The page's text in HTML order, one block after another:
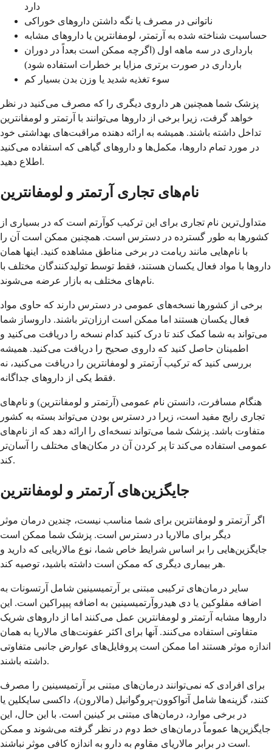
دارد
ناتوانی در مصرف یا نگه داشتن داروهای خوراکی
حساسیت شناخته شده به آرتمتر، لومفانترین یا داروهای مشابه
بارداری در سه ماهه اول (اگرچه ممکن است بعداً در دوران
بارداری در صورت برتری مزایا بر خطرات استفاده شود)
سوء تغذیه شدید یا وزن بدن بسیار کم
پزشک شما همچنین هر داروی دیگری را که مصرف می‌کنید در نظر
خواهد گرفت، زیرا برخی از داروها می‌توانند با آرتمتر و لومفانترین
تداخل داشته باشند. همیشه به ارائه دهنده مراقبت‌های بهداشتی خود
در مورد تمام داروها، مکمل‌ها و داروهای گیاهی که استفاده می‌کنید
اطلاع دهید.
نام‌های تجاری آرتمتر و لومفانترین
متداول‌ترین نام تجاری برای این ترکیب کوآرتم است که در بسیاری از
کشورها به طور گسترده در دسترس است. همچنین ممکن است آن را
با نام‌هایی مانند ریامت در برخی مناطق مشاهده کنید. اینها همان
داروها با مواد فعال یکسان هستند، فقط توسط تولیدکنندگان مختلف با
نام‌های مختلف به بازار عرضه می‌شوند.
برخی از کشورها نسخه‌های عمومی در دسترس دارند که حاوی مواد
فعال یکسان هستند اما ممکن است ارزان‌تر باشند. داروساز شما
می‌تواند به شما کمک کند تا درک کنید کدام نسخه را دریافت می‌کنید و
اطمینان حاصل کنید که داروی صحیح را دریافت می‌کنید. همیشه
بررسی کنید که ترکیب آرتمتر و لومفانترین را دریافت می‌کنید، نه
فقط یکی از داروهای جداگانه.
هنگام مسافرت، دانستن نام عمومی (آرتمتر و لومفانترین) و نام‌های
تجاری رایج مفید است، زیرا در دسترس بودن می‌تواند بسته به کشور
متفاوت باشد. پزشک شما می‌تواند نسخه‌ای را ارائه دهد که از نام‌های
عمومی استفاده می‌کند تا پر کردن آن در مکان‌های مختلف را آسان‌تر
کند.
جایگزین‌های آرتمتر و لومفانترین
اگر آرتمتر و لومفانترین برای شما مناسب نیست، چندین درمان موثر
دیگر برای مالاریا در دسترس است. پزشک شما ممکن است
جایگزین‌هایی را بر اساس شرایط خاص شما، نوع مالاریایی که دارید و
هر بیماری دیگری که ممکن است داشته باشید، توصیه کند.
سایر درمان‌های ترکیبی مبتنی بر آرتمیسینین شامل آرتسونات به
اضافه مفلوکین یا دی هیدروآرتمیسینین به اضافه پیپراکین است. این
داروها مشابه آرتمتر و لومفانترین عمل می‌کنند اما از داروهای شریک
متفاوتی استفاده می‌کنند. آنها برای اکثر عفونت‌های مالاریا به همان
اندازه موثر هستند اما ممکن است پروفایل‌های عوارض جانبی متفاوتی
داشته باشند.
برای افرادی که نمی‌توانند درمان‌های مبتنی بر آرتمیسینین را مصرف
کنند، گزینه‌ها شامل آتواکوون-پروگوانیل (مالارون)، داکسی سایکلین یا
در برخی موارد، درمان‌های مبتنی بر کینین است. با این حال، این
جایگزین‌ها عموماً درمان‌های خط دوم در نظر گرفته می‌شوند و ممکن
است در برابر مالاریای مقاوم به دارو به اندازه کافی موثر نباشند.